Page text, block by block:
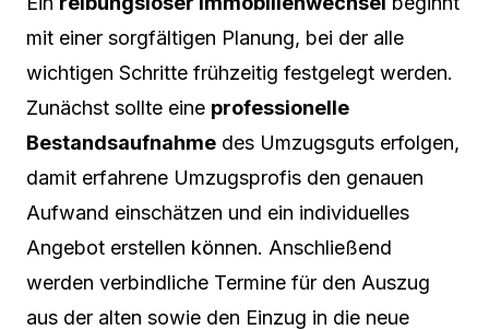
mit einer sorgfältigen Planung, bei der alle
wichtigen Schritte frühzeitig festgelegt werden.
Zunächst sollte eine professionelle
Bestandsaufnahme des Umzugsguts erfolgen,
damit erfahrene Umzugsprofis den genauen
Aufwand einschätzen und ein individuelles
Angebot erstellen können. Anschließend
werden verbindliche Termine für den Auszug
aus der alten sowie den Einzug in die neue